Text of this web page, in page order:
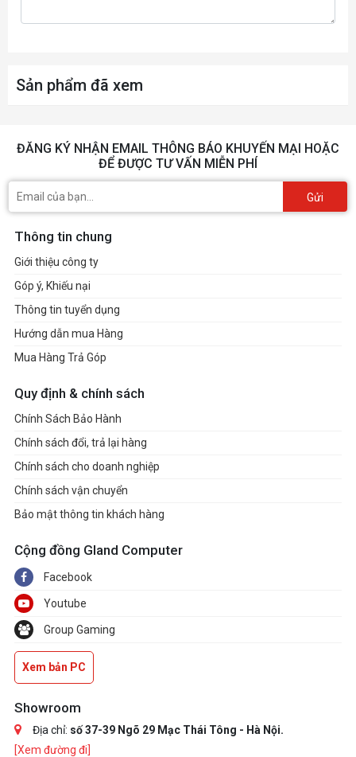
Black
VESA Mount 100 x 100 mm
Nâng hạ màn hình
Kích thước của màn
hình
hình
hình có chân đế
Công suất tiêu thụ
Phụ kiện Power cord
Sản phẩm đã xem
ĐĂNG KÝ NHẬN EMAIL THÔNG BÁO KHUYẾN MẠI HOẶC
ĐỂ ĐƯỢC TƯ VẤN MIỄN PHÍ
Gửi
Thông tin chung
Giới thiệu công ty
Góp ý, Khiếu nại
Thông tin tuyển dụng
Hướng dẫn mua Hàng
Mua Hàng Trả Góp
Quy định & chính sách
Chính Sách Bảo Hành
Chính sách đổi, trả lại hàng
Chính sách cho doanh nghiệp
Chính sách vận chuyển
Bảo mật thông tin khách hàng
Cộng đồng Gland Computer
Facebook
Youtube
Group Gaming
Xem bản PC
Showroom
Địa chỉ: số 37-39 Ngõ 29 Mạc Thái Tông - Hà Nội.
[Xem đường đi]